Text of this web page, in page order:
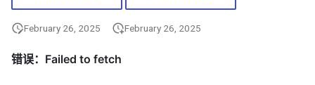
February 26, 2025 February 26, 2025